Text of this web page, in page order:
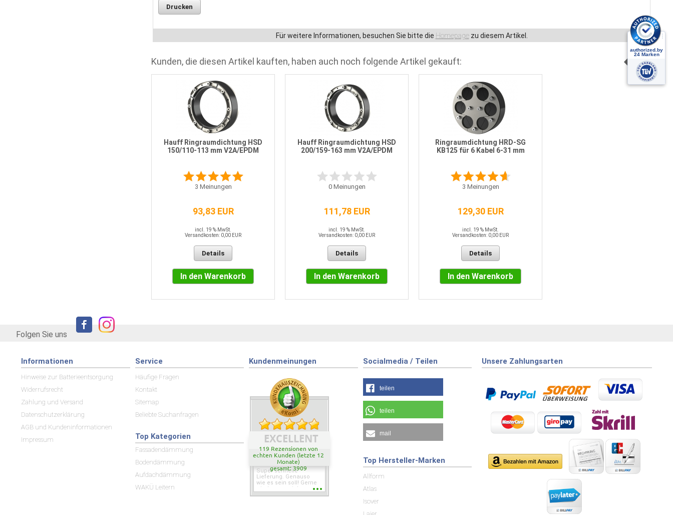
Drucken
Für weitere Informationen, besuchen Sie bitte die Homepagezu diesem Artikel.
Kunden, die diesen Artikel kauften, haben auch noch folgende Artikel gekauft:
Hauff Ringraumdichtung HSD
150/110-113 mm V2A/EPDM
3 Meinungen
93,83 EUR
incl. 19 % MwSt.
Versandkosten: 0,00 EUR
Details
In den Warenkorb
Hauff Ringraumdichtung HSD
200/159-163 mm V2A/EPDM
0Meinungen
111,78 EUR
incl. 19 % MwSt.
Versandkosten: 0,00 EUR
Details
In den Warenkorb
Ringraumdichtung HRD-SG
KB125 für 6 Kabel 6-31 mm
3 Meinungen
129,30 EUR
incl. 19 % MwSt.
Versandkosten: 0,00 EUR
Details
In den Warenkorb
Folgen Sie uns
Informationen
Hinweise zur Batterieentsorgung
Widerrufsrecht
Zahlung und Versand
Datenschutzerklärung
AGB und Kundeninformationen
Impressum
Service
Häufige Fragen
Kontakt
Sitemap
Beliebte Suchanfragen
Top Kategorien
Fassadendämmung
Bodendämmung
Aufdachdämmung
WAKÜ Leitern
Kundenmeinungen
EXCELLENT
119 Rezensionen von
echten Kunden (letzte 12
Monate)
gesamt: 3909
Super schnelle
Lieferung. Genauso
wie es sein soll! Gerne
wieder wenn ich was
Socialmedia / Teilen
teilen
teilen
mail
Unsere Zahlungsarten
Top Hersteller-Marken
Allform
Atlas
Isover